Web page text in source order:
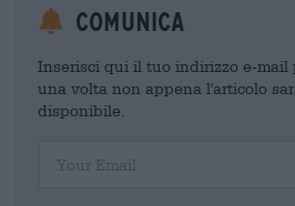
Comunica
Inserisci qui il tuo indirizzo e-mail
una volta non appena l'articolo
disponibile.